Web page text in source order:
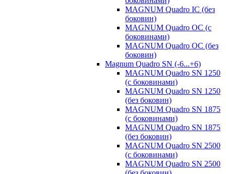
MAGNUM Quadro IC (без
боковин)
MAGNUM Quadro OC (с
боковинами)
MAGNUM Quadro OC (без
боковин)
Magnum Quadro SN (-6...+6)
MAGNUM Quadro SN 1250
(с боковинами)
MAGNUM Quadro SN 1250
(без боковин)
MAGNUM Quadro SN 1875
(с боковинами)
MAGNUM Quadro SN 1875
(без боковин)
MAGNUM Quadro SN 2500
(с боковинами)
MAGNUM Quadro SN 2500